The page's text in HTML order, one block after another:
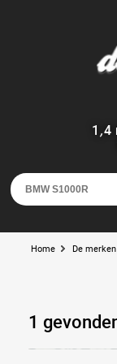
1 ,4
Home De
1